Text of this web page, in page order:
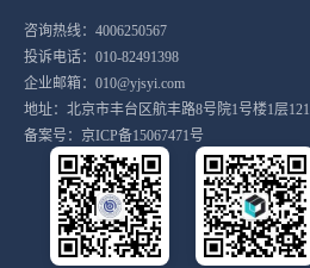
咨询热线：4006250567
投诉电话：010-82491398
企业邮箱：010@yjsyi.com
地址：北京市丰台区航丰路8号院1号楼1层121
备案号： 京ICP备15067471号